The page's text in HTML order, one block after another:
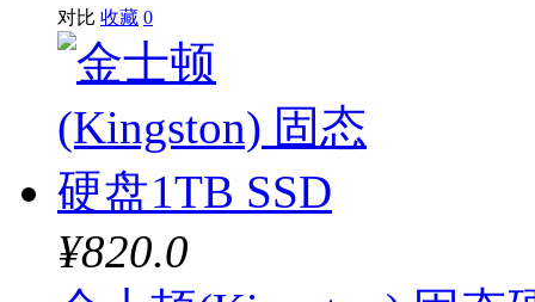
对比 收藏 0
¥820.0